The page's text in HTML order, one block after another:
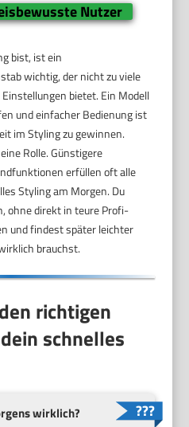
Nutzer
bist, ist ein
wichtig, der nicht zu viele
bietet. Ein Modell
und einfacher Bedienung ist
im Styling zu gewinnen.
Rolle. Günstigere
erfüllen oft alle
Styling am Morgen. Du
ohne direkt in teure Profi-
und findest später leichter
brauchst.
richtigen
schnelles
wirklich?